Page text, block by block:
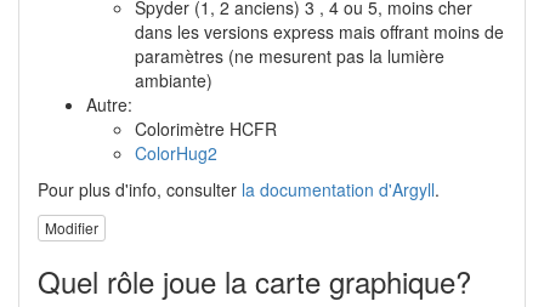
Spyder (1, 2 anciens) 3 , 4 ou 5, moins cher
dans les versions express mais offrant moins de
paramètres (ne mesurent pas la lumière
ambiante)
Autre:
Colorimètre HCFR
ColorHug2
Pour plus d'info, consulter la documentation d'Argyll.
Modifier
Quel rôle joue la carte graphique?